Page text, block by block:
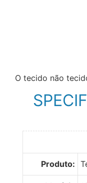
O tecido não
Produto: